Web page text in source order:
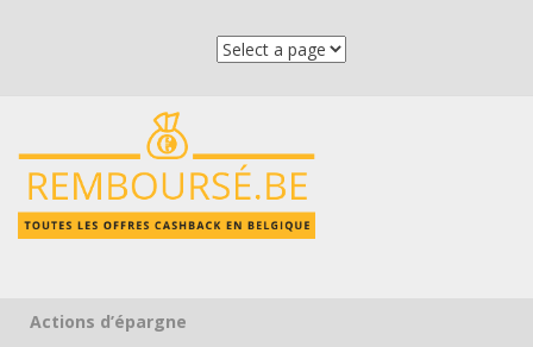
Skip to content
Actions d’épargne